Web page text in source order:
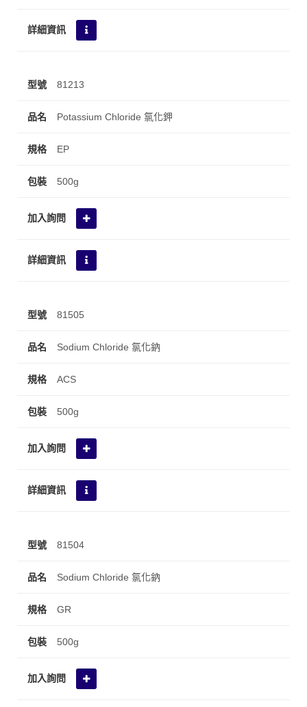
81213
Potassium Chloride 氯化鉀
EP
500g
81505
Sodium Chloride 氯化鈉
ACS
500g
81504
Sodium Chloride 氯化鈉
GR
500g